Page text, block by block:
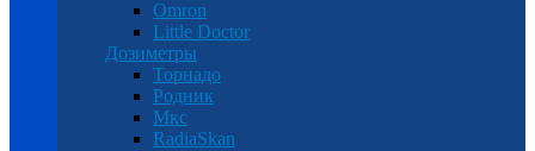
Omron
Little Doctor
Дозиметры
Торнадо
Родник
Мкс
RadiaSkan